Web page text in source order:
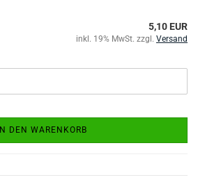
5,10 EUR
inkl. 19% MwSt. zzgl. Versand
IN DEN WARENKORB